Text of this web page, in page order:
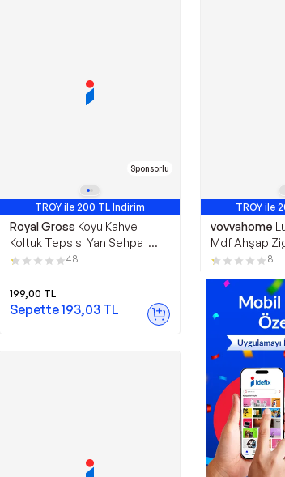
Sponsorlu
TROY ile 200 TL İndirim
Royal Gross Koyu Kahve
Koltuk Tepsisi Yan Sehpa |
Ahşap Kol Dayama Sehpası |
48
199,00 TL
Sepette193,03 TL
TROY ile
vovvahome
Mdf Ahşap
Ceviz
8
3.299,00 TL
Sepette